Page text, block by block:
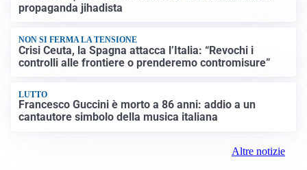
propaganda jihadista
NON SI FERMA LA TENSIONE
Crisi Ceuta, la Spagna attacca l’Italia: “Revochi i
controlli alle frontiere o prenderemo contromisure”
LUTTO
Francesco Guccini è morto a 86 anni: addio a un
cantautore simbolo della musica italiana
Altre notizie